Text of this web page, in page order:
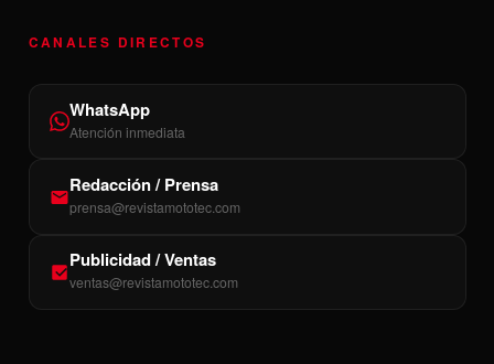
CANALES DIRECTOS
WhatsApp
Atención inmediata
Redacción / Prensa
prensa@revistamototec.com
Publicidad / Ventas
ventas@revistamototec.com